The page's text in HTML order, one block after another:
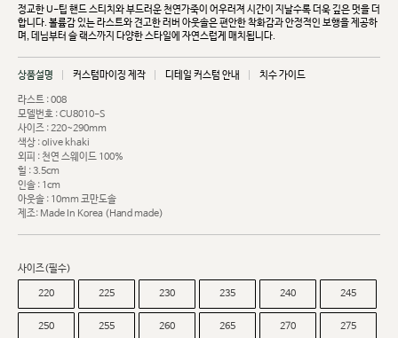
정교한 U-팁 핸드 스티치와 부드러운 천연가죽이 어우러져 시간이 지날수록 더욱 깊은 멋을 더
합니다. 볼륨감 있는 라스트와 견고한 러버 아웃솔은 편안한 착화감과 안정적인 보행을 제공하
며, 데님부터 슬랙스까지 다양한 스타일에 자연스럽게 매치됩니다.
상품설명 커스텀마이징 제작 디테일 커스텀 안내 치수 가이드
라스트 : 008
모델번호 : CU8010-S
사이즈 : 220~290mm
색상 : olive khaki
외피 : 천연 스웨이드 100%
힐 : 3.5cm
인솔 : 1cm
아웃솔 : 10mm 코만도솔
제조: Made In Korea (Hand made)
사이즈(필수)
220 225 230 235 240 245
250 255 260 265 270 275